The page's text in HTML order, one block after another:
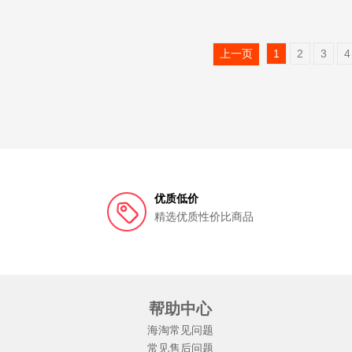
上一页 1 2 3 4
优质低价
精选优质性价比商品
帮助中心
海淘常见问题
常见售后问题